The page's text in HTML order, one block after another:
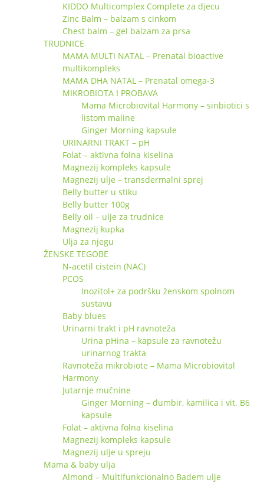
KIDDO Multicomplex Complete za djecu
Zinc Balm – balzam s cinkom
Chest balm – gel balzam za prsa
TRUDNICE
MAMA MULTI NATAL – Prenatal bioactive
multikompleks
MAMA DHA NATAL – Prenatal omega-3
MIKROBIOTA I PROBAVA
Mama Microbiovital Harmony – sinbiotici s
listom maline
Ginger Morning kapsule
URINARNI TRAKT – pH
Folat – aktivna folna kiselina
Magnezij kompleks kapsule
Magnezij ulje – transdermalni sprej
Belly butter u stiku
Belly butter 100g
Belly oil – ulje za trudnice
Magnezij kupka
Ulja za njegu
ŽENSKE TEGOBE
N-acetil cistein (NAC)
PCOS
Inozitol+ za podršku ženskom spolnom
sustavu
Baby blues
Urinarni trakt i pH ravnoteža
Urina pHina – kapsule za ravnotežu
urinarnog trakta
Ravnoteža mikrobiote – Mama Microbiovital
Harmony
Jutarnje mučnine
Ginger Morning – đumbir, kamilica i vit. B6
kapsule
Folat – aktivna folna kiselina
Magnezij kompleks kapsule
Magnezij ulje u spreju
Mama & baby ulja
Almond – Multifunkcionalno Badem ulje